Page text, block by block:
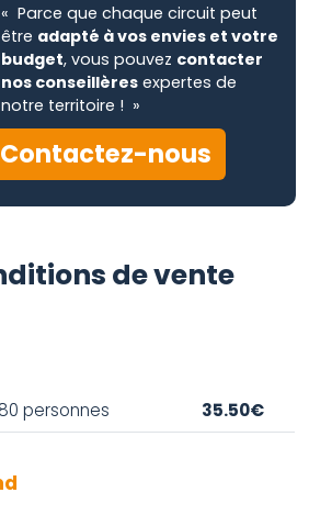
« Parce que chaque circuit peut
être adapté à vos envies et votre
budget, vous pouvez contacter
nos conseillères expertes de
notre territoire ! »
Contactez-nous
de vente
personnes 35.50€